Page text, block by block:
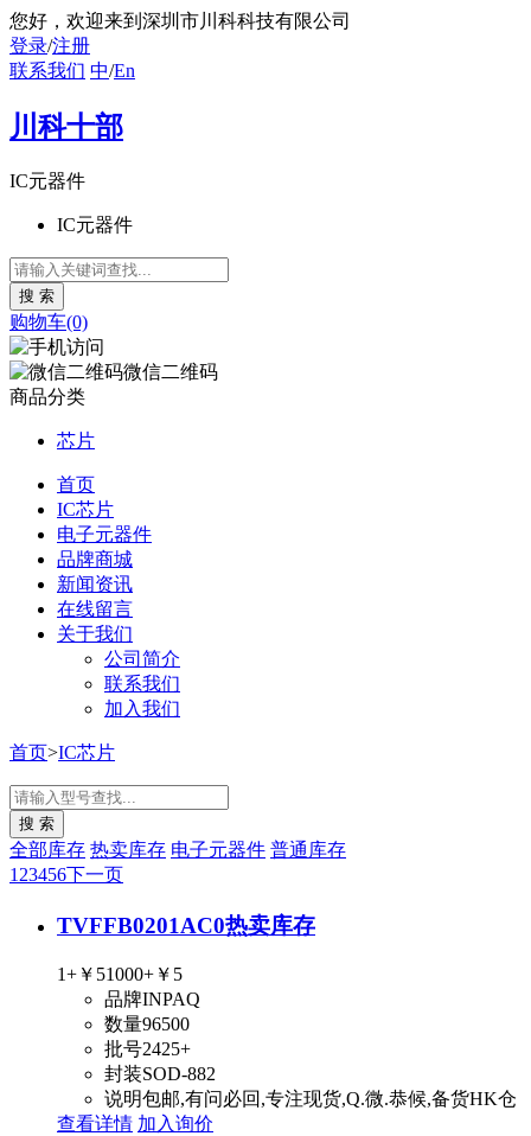
您好 ，欢迎来到深圳市川科科技有限公司
登录/注册
联系我们 中/En
川科十部
IC元器件
IC元器件
购物车(0)
微信二维码
商品分类
芯片
首页
IC芯片
电子元器件
品牌商城
新闻资讯
在线留言
关于我们
公司简介
联系我们
加入我们
首页>IC芯片
全部库存 热卖库存 电子元器件 普通库存
1 23456下一页
TVFFB0201AC0热卖库存
1+ ￥51000+ ￥5
品牌INPAQ
数量96500
批号2425+
封装SOD-882
说明包邮,有问必回,专注现货,Q.微.恭候,备货HK仓
查看详情 加入询价